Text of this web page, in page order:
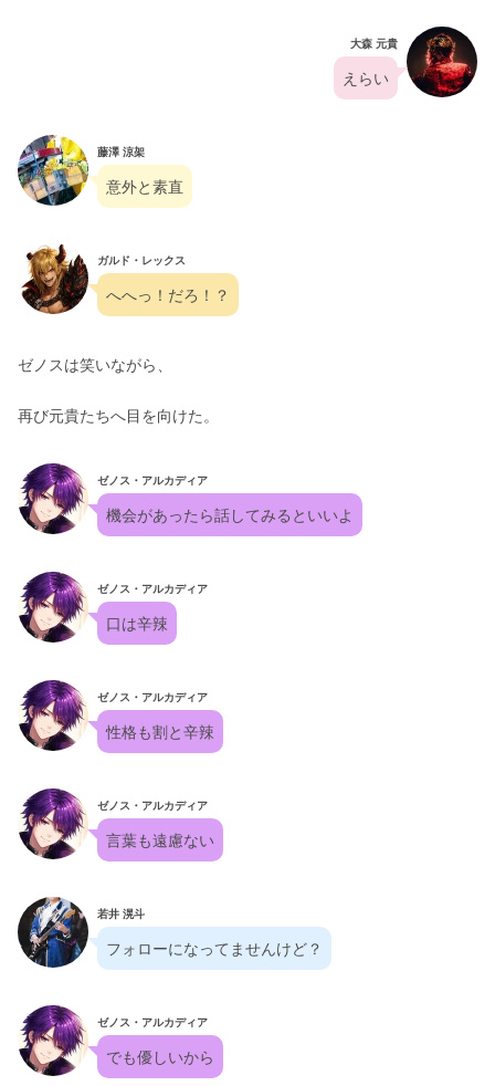
大森 元貴
えらい
藤澤 涼架
意外と素直
ガルド・レックス
へへっ！だろ！？
ゼノスは笑いながら、
再び元貴たちへ目を向けた。
ゼノス・アルカディア
機会があったら話してみるといいよ
ゼノス・アルカディア
口は辛辣
ゼノス・アルカディア
性格も割と辛辣
ゼノス・アルカディア
言葉も遠慮ない
若井 滉斗
フォローになってませんけど？
ゼノス・アルカディア
でも優しいから